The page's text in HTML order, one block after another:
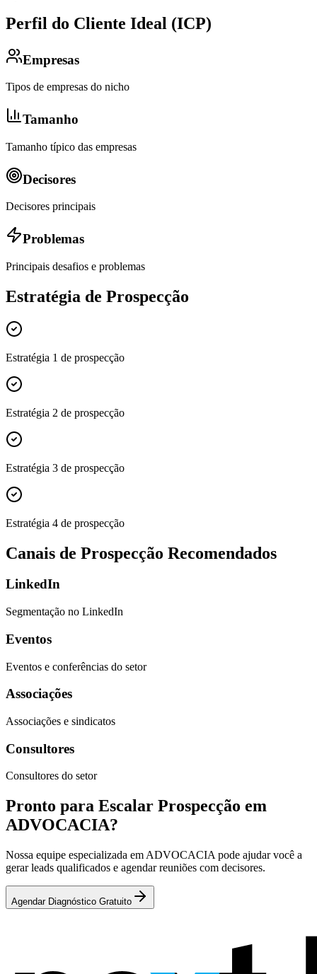
Perfil do Cliente Ideal (ICP)
Empresas
Tipos de empresas do nicho
Tamanho
Tamanho típico das empresas
Decisores
Decisores principais
Problemas
Principais desafios e problemas
Estratégia de Prospecção
Estratégia 1 de prospecção
Estratégia 2 de prospecção
Estratégia 3 de prospecção
Estratégia 4 de prospecção
Canais de Prospecção Recomendados
LinkedIn
Segmentação no LinkedIn
Eventos
Eventos e conferências do setor
Associações
Associações e sindicatos
Consultores
Consultores do setor
Pronto para Escalar Prospecção em
ADVOCACIA?
Nossa equipe especializada em ADVOCACIA pode ajudar você a
gerar leads qualificados e agendar reuniões com decisores.
Agendar Diagnóstico Gratuito